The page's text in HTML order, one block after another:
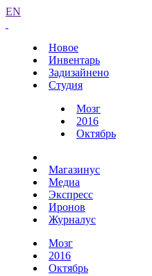
EN
Новое
Инвентарь
Задизайнено
Студия
Мозг
2016
Октябрь
Магазинус
Медиа
Экспресс
Иронов
Журналус
Мозг
2016
Октябрь